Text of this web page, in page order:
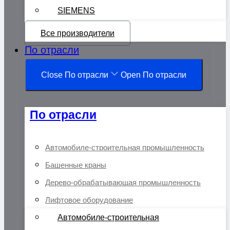
SIEMENS
Все производители
По отрасли
Close По отрасли Open По отрасли
По отрасли
Автомобиле-строительная промышленность
Башенные краны
Дерево-обрабатывающая промышленность
Лифтовое оборудование
Автомобиле-строительная